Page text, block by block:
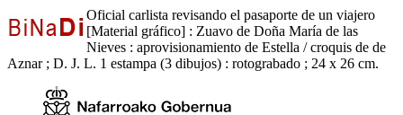
Oficial carlista revisando el pasaporte de un viajero
[Material gráfico] : Zuavo de Doña María de las
Nieves : aprovisionamiento de Estella / croquis de de
Aznar ; D. J. L. 1 estampa (3 dibujos) : rotograbado ; 24 x 26 cm.